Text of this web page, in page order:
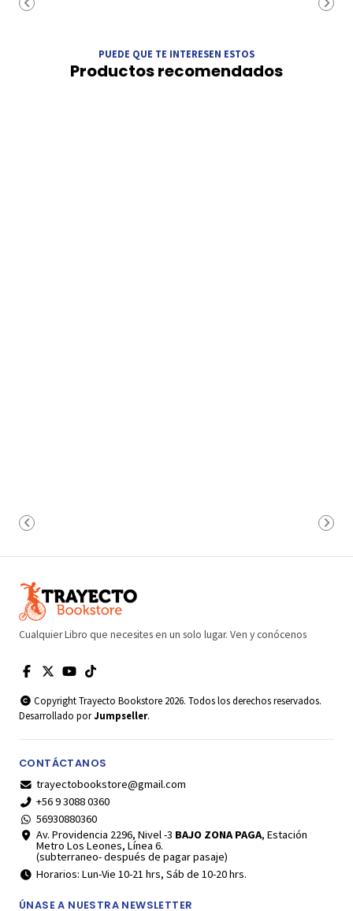
PUEDE QUE TE INTERESEN ESTOS
Productos recomendados
Cualquier Libro que necesites en un solo lugar. Ven y conócenos
Copyright Trayecto Bookstore 2026. Todos los derechos reservados.
Desarrollado porJumpseller.
CONTÁCTANOS
trayectobookstore@gmail.com
+56 9 3088 0360
56930880360
Av. Providencia 2296, Nivel -3 BAJO ZONA PAGA, Estación
Metro Los Leones, Línea 6.
(subterraneo- después de pagar pasaje)
Horarios: Lun-Vie 10-21 hrs, Sáb de 10-20 hrs.
ÚNASE A NUESTRA NEWSLETTER